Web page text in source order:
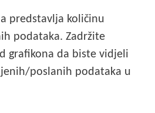
predstavlja količinu
podataka. Zadržite
grafikona da biste vidjeli
poslanih podataka u